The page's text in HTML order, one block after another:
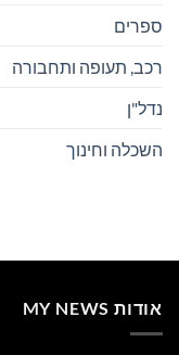
ספרים
רכב, תעופה ותחבורה
נדל"ן
השכלה וחינוך
אודות MY NEWS